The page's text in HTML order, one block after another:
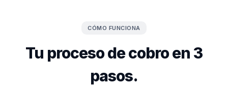
CÓMO FUNCIONA
Tu proceso de cobro en 3
pasos.